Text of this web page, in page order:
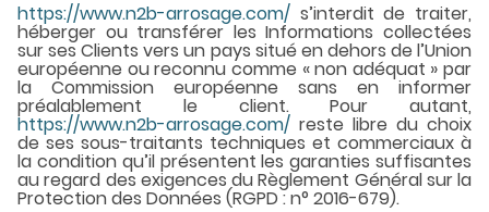
https://www.n2b-arrosage.com/ s’interdit de traiter,
héberger ou transférer les Informations collectées
sur ses Clients vers un pays situé en dehors de l’Union
européenne ou reconnu comme « non adéquat » par
la Commission européenne sans en informer
préalablement le client. Pour autant,
https://www.n2b-arrosage.com/ reste libre du choix
de ses sous-traitants techniques et commerciaux à
la condition qu’il présentent les garanties suffisantes
au regard des exigences du Règlement Général sur la
Protection des Données (RGPD : n° 2016-679).